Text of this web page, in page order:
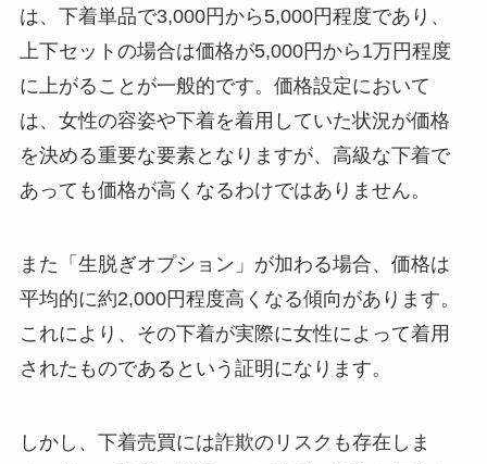
は、下着単品で3,000円から5,000円程度であり、
上下セットの場合は価格が5,000円から1万円程度
に上がることが一般的です。価格設定において
は、女性の容姿や下着を着用していた状況が価格
を決める重要な要素となりますが、高級な下着で
あっても価格が高くなるわけではありません。
また「生脱ぎオプション」が加わる場合、価格は
平均的に約2,000円程度高くなる傾向があります。
これにより、その下着が実際に女性によって着用
されたものであるという証明になります。
しかし、下着売買には詐欺のリスクも存在しま